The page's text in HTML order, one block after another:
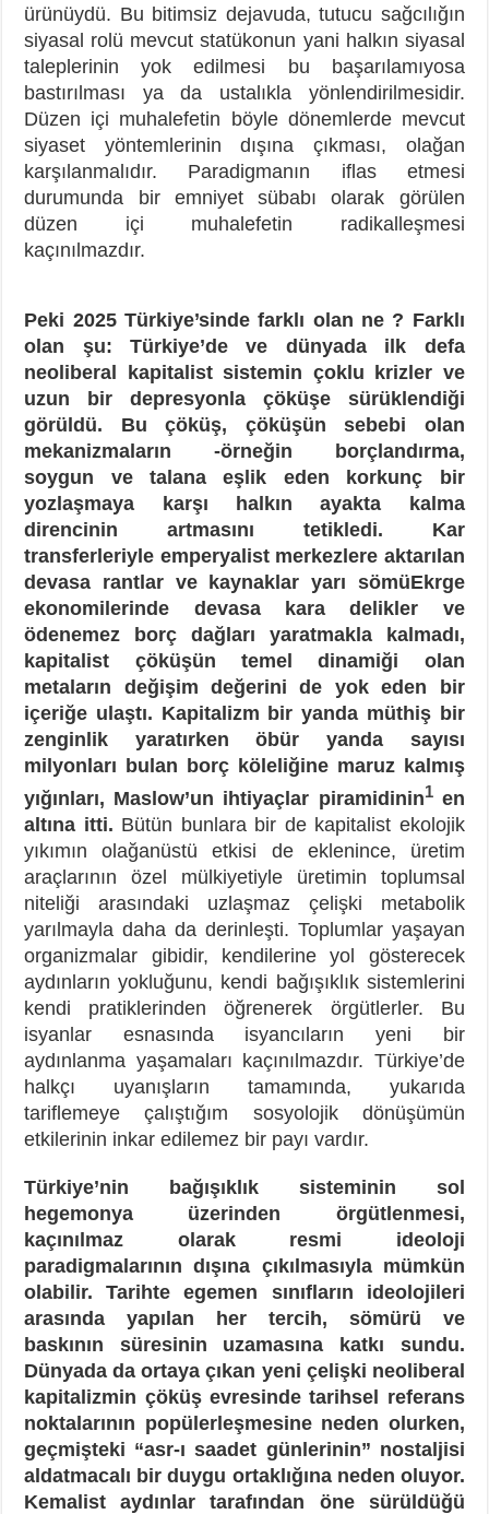
ürünüydü. Bu bitimsiz dejavuda, tutucu sağcılığın
siyasal rolü mevcut statükonun yani halkın siyasal
taleplerinin yok edilmesi bu başarılamıyosa
bastırılması ya da ustalıkla yönlendirilmesidir.
Düzen içi muhalefetin böyle dönemlerde mevcut
siyaset yöntemlerinin dışına çıkması, olağan
karşılanmalıdır. Paradigmanın iflas etmesi
durumunda bir emniyet sübabı olarak görülen
düzen içi muhalefetin radikalleşmesi
kaçınılmazdır.
Peki 2025 Türkiye’sinde farklı olan ne ? Farklı
olan şu: Türkiye’de ve dünyada ilk defa
neoliberal kapitalist sistemin çoklu krizler ve
uzun bir depresyonla çöküşe sürüklendiği
görüldü. Bu çöküş, çöküşün sebebi olan
mekanizmaların -örneğin borçlandırma,
soygun ve talana eşlik eden korkunç bir
yozlaşmaya karşı halkın ayakta kalma
direncinin artmasını tetikledi. Kar
transferleriyle emperyalist merkezlere aktarılan
devasa rantlar ve kaynaklar yarı sömüEkrge
ekonomilerinde devasa kara delikler ve
ödenemez borç dağları yaratmakla kalmadı,
kapitalist çöküşün temel dinamiği olan
metaların değişim değerini de yok eden bir
içeriğe ulaştı. Kapitalizm bir yanda müthiş bir
zenginlik yaratırken öbür yanda sayısı
milyonları bulan borç köleliğine maruz kalmış
yığınları, Maslow’un ihtiyaçlar piramidinin1en
altına itti. Bütün bunlara bir de kapitalist ekolojik
yıkımın olağanüstü etkisi de eklenince, üretim
araçlarının özel mülkiyetiyle üretimin toplumsal
niteliği arasındaki uzlaşmaz çelişki metabolik
yarılmayla daha da derinleşti. Toplumlar yaşayan
organizmalar gibidir, kendilerine yol gösterecek
aydınların yokluğunu, kendi bağışıklık sistemlerini
kendi pratiklerinden öğrenerek örgütlerler. Bu
isyanlar esnasında isyancıların yeni bir
aydınlanma yaşamaları kaçınılmazdır. Türkiye’de
halkçı uyanışların tamamında, yukarıda
tariflemeye çalıştığım sosyolojik dönüşümün
etkilerinin inkar edilemez bir payı vardır.
Türkiye’nin bağışıklık sisteminin sol
hegemonya üzerinden örgütlenmesi,
kaçınılmaz olarak resmi ideoloji
paradigmalarının dışına çıkılmasıyla mümkün
olabilir. Tarihte egemen sınıfların ideolojileri
arasında yapılan her tercih, sömürü ve
baskının süresinin uzamasına katkı sundu.
Dünyada da ortaya çıkan yeni çelişki neoliberal
kapitalizmin çöküş evresinde tarihsel referans
noktalarının popülerleşmesine neden olurken,
geçmişteki “asr-ı saadet günlerinin” nostaljisi
aldatmacalı bir duygu ortaklığına neden oluyor.
Kemalist aydınlar tarafından öne sürüldüğü